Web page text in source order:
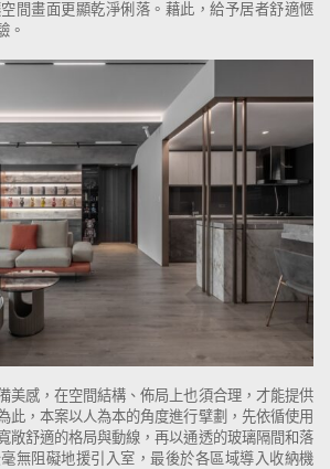
間畫面更顯乾淨俐落。藉此，給予居者舒適愜
。
美感，在空間結構、佈局上也須合理，才能提供
此，本案以人為本的角度進行擘劃，先依循使用
敞舒適的格局與動線，再以通透的玻璃隔間和落
無阻礙地援引入室，最後於各區域導入收納機